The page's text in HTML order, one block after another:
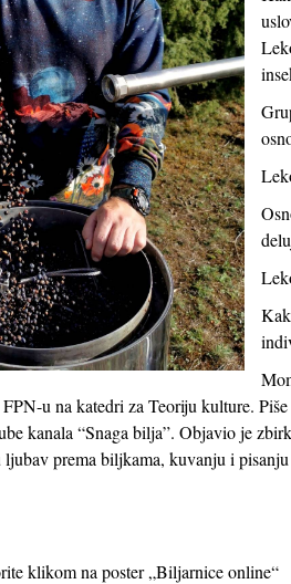
u na katedri za Teoriju kulture.
kanala “Snaga bilja”. Objavio je
ljubav prema biljkama, kuvanju i
klikom na poster „Biljarnice online“